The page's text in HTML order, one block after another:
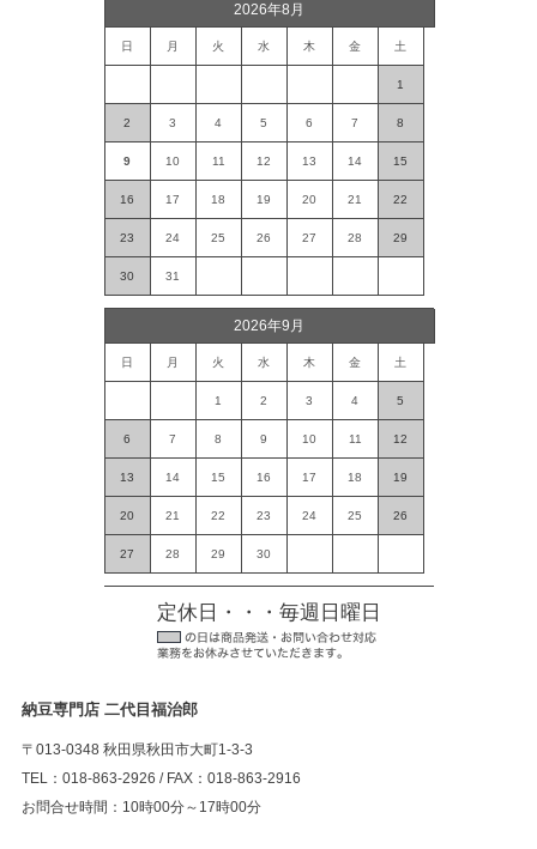
2026年8月
日 月 火 水 木 金 土
1
2 3 4 5 6 7 8
9 10 11 12 13 14 15
16 17 18 19 20 21 22
23 24 25 26 27 28 29
30 31
2026年9月
日 月 火 水 木 金 土
1 2 3 4 5
6 7 8 9 10 11 12
13 14 15 16 17 18 19
20 21 22 23 24 25 26
27 28 29 30
定休日・・・毎週日曜日
納豆専門店 二代目福治郎
〒013-0348 秋田県秋田市大町1-3-3
TEL：018-863-2926 / FAX：018-863-2916
お問合せ時間：10時00分～17時00分